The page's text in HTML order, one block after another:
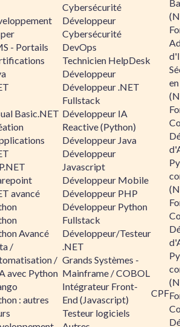
- Portails
Basic.NET
avancé
Avancé
/
/
avec Python
: autres
Cybersécurité
Développeur
Cybersécurité
DevOps
Technicien HelpDesk
Développeur
Développeur .NET
Fullstack
Développeur IA
Reactive (Python)
Développeur Java
Développeur
Javascript
Développeur Mobile
Développeur PHP
Développeur Python
Fullstack
Développeur/Testeur
.NET
Grands Systèmes -
Mainframe / COBOL
Intégrateur Front-
End (Javascript)
Testeur logiciels
CPF